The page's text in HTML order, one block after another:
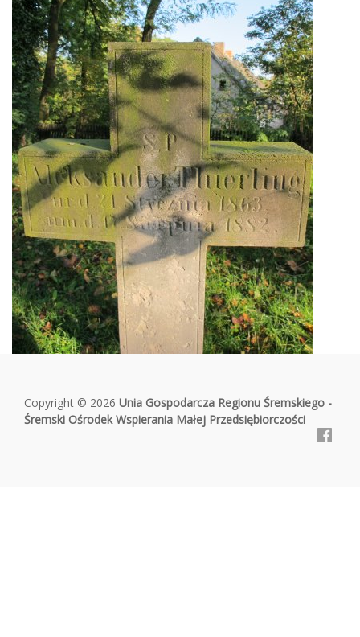
Copyright © 2026 Unia Gospodarcza Regionu Śremskiego -
Śremski Ośrodek Wspierania Małej Przedsiębiorczości